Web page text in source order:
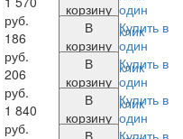
руб.
корзину один
клик
186
руб.
В
корзину
Купить в
один
клик
206
руб.
В
корзину
Купить в
один
клик
1 840
руб.
В
корзину
Купить в
один
В
Купить в